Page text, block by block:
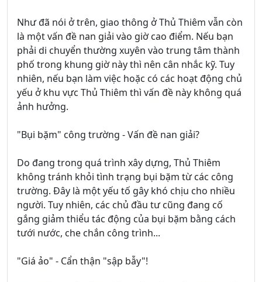
Như đã nói ở trên, giao thông ở Thủ Thiêm vẫn còn
là một vấn đề nan giải vào giờ cao điểm. Nếu bạn
phải di chuyển thường xuyên vào trung tâm thành
phố trong khung giờ này thì nên cân nhắc kỹ. Tuy
nhiên, nếu bạn làm việc hoặc có các hoạt động chủ
yếu ở khu vực Thủ Thiêm thì vấn đề này không quá
ảnh hưởng.
"Bụi bặm" công trường - Vấn đề nan giải?
Do đang trong quá trình xây dựng, Thủ Thiêm
không tránh khỏi tình trạng bụi bặm từ các công
trường. Đây là một yếu tố gây khó chịu cho nhiều
người. Tuy nhiên, các chủ đầu tư cũng đang cố
gắng giảm thiểu tác động của bụi bặm bằng cách
tưới nước, che chắn công trình...
"Giá ảo" - Cẩn thận "sập bẫy"!